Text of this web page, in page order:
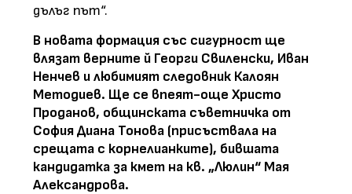
дълъг път“.
В новата формация със сигурност ще
влязат верните й Георги Свиленски, Иван
Ненчев и любимият следовник Калоян
Методиев. Ще се впеят-още Христо
Проданов, общинската съветничка от
София Диана Тонова (присъствала на
срещата с корнелианките), бившата
кандидатка за кмет на кв. „Люлин“ Мая
Александрова.